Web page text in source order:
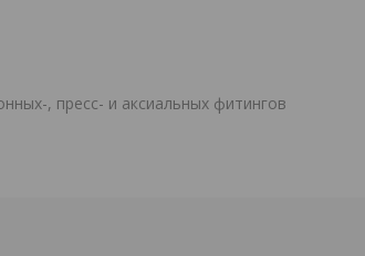
, пресс- и аксиальных фитингов